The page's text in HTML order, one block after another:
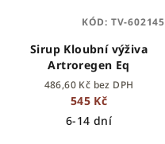
Sirup Kloubní výživa
Artroregen Eq
486,60 Kč bez DPH
545 Kč
6-14 dní
KÓD: TV-602145